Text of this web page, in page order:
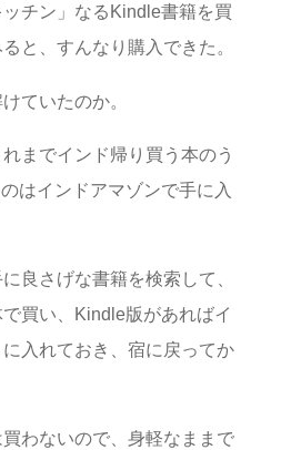
ッチン」なるKindle書籍を買
と、すんなり購入できた。
ていたのか。
までインド帰り買う本のう
はインドアマゾンで手に入
良さげな書籍を検索して、
買い、Kindle版があればイ
入れておき、宿に戻ってか
わないので、身軽なままで